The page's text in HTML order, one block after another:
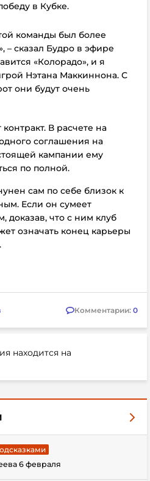
в Кубке.
команды был более
– сказал Будро в эфире
«Колорадо», и я
Нэтана Маккиннона. С
они будут очень
В расчете на
соглашения на
кампании ему
по полной.
сам по себе близок к
Если он сумеет
доказав, что с ним клуб
означать конец карьеры
Комментарии: 0
находится на
6 февраля